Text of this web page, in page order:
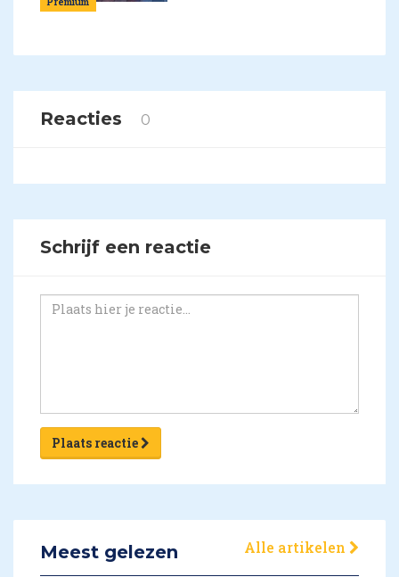
Reacties 0
Schrijf een reactie
Plaats reactie
Meest gelezen Alle artikelen